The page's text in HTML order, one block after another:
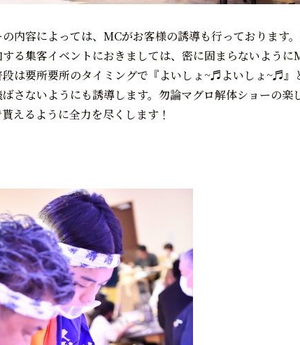
内容によっては、MCがお客様の誘導も行っております
る集客イベントにおきましては、密に固まらないよう
は要所要所のタイミングで『よいしょ~♬よいしょ~♬』
さないようにも誘導します。勿論マグロ解体ショーの
えるように全力を尽くします！